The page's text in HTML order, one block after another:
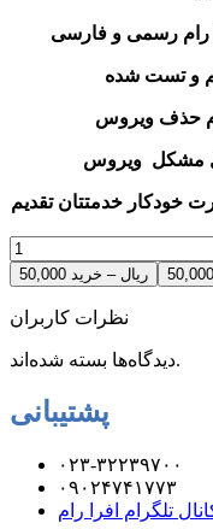
و تست شده
حذف ویروس
خودکار خدمتتان تقدیم
50,000 ریال – خرید
نظرات کاربران
دیدگاه‌ها بسته شده‌اند.
پشتیبانی
۰۲۳-۳۲۲۳۹۷۰۰
۰۹۰۲۴۷۴۱۷۷۳
تلگرام افرا رام